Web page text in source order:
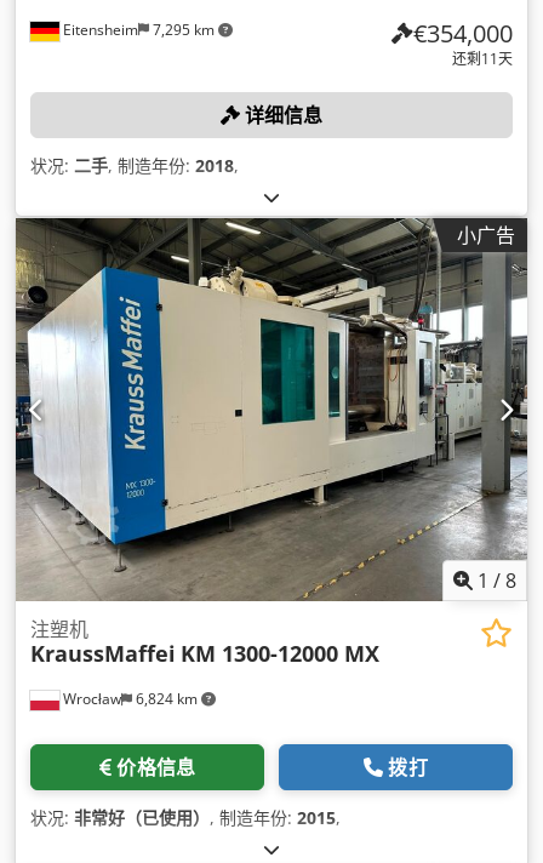
Eitensheim 7,295 km €354,000
还剩11天
详细信息
状况: 二手, 制造年份: 2018,
小广告
1 /8
Wrocław 6,824 km
注塑机
KraussMaffei KM 1300-12000 MX
价格信息 拨打
状况: 非常好（已使用） , 制造年份: 2015,